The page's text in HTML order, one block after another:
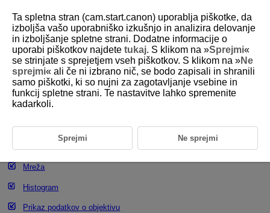
D185-098
Prikaz podatkov o fotografiranju
Prilagajanje podatkov za prikaz na zaslonu
Prilagajanje podatkov za prikaz v iskalu
Mreža
Histogram
Prikaz podatkov o objektivu
Ta spletna stran (cam.start.canon) uporablja piškotke, da
izboljša vašo uporabniško izkušnjo in analizira delovanje
in izboljšanje spletne strani. Dodatne informacije o
uporabi piškotkov najdete tukaj. S klikom na »Sprejmi«
se strinjate s sprejetjem vseh piškotkov. S klikom na »Ne
sprejmi« ali če ni izbrano nič, se bodo zapisali in shranili
samo piškotki, ki so nujni za zagotavljanje vsebine in
funkcij spletne strani. Te nastavitve lahko spremenite
kadarkoli.
Sprejmi Ne sprejmi